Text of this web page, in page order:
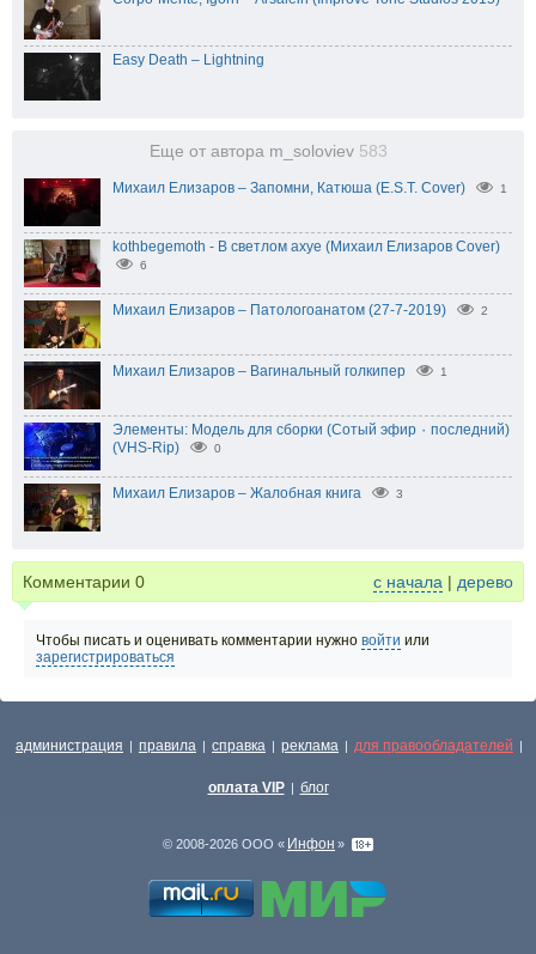
Easy Death – Lightning
Еще от автора m_soloviev 583
Михаил Елизаров – Запомни, Катюша (E.S.T. Cover) 1
kothbegemoth - В светлом ахуе (Михаил Елизаров Cover)
6
Михаил Елизаров – Патологоанатом (27-7-2019) 2
Михаил Елизаров – Вагинальный голкипер 1
Элементы: Модель для сборки (Сотый эфир ٠ последний)
(VHS-Rip)
0
Михаил Елизаров – Жалобная книга 3
Комментарии 0 с начала | дерево
Чтобы писать и оценивать комментарии нужно войти или
зарегистрироваться
администрация | правила | справка | реклама | для правообладателей |
оплата VIP | блог
© 2008-2026 ООО « Инфон »